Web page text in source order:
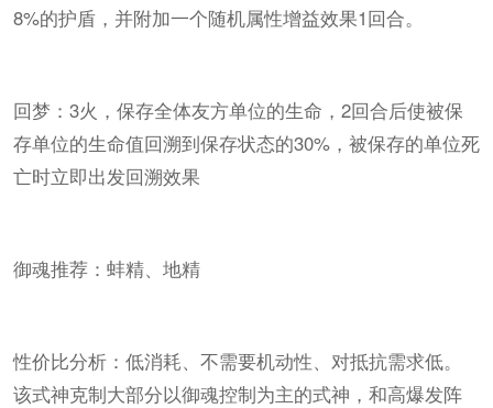
8%的护盾，并附加一个随机属性增益效果1回合。
回梦：3火，保存全体友方单位的生命，2回合后使被保
存单位的生命值回溯到保存状态的30%，被保存的单位死
亡时立即出发回溯效果
御魂推荐：蚌精、地精
性价比分析：低消耗、不需要机动性、对抵抗需求低。
该式神克制大部分以御魂控制为主的式神，和高爆发阵